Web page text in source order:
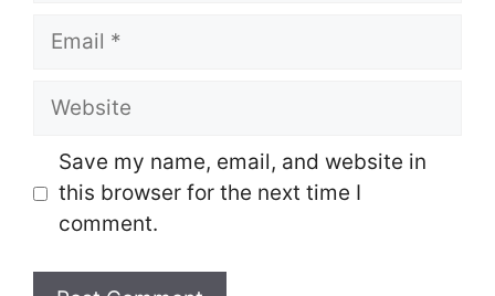
Email
Website
Save my name, email, and website in
this browser for the next time I
comment.